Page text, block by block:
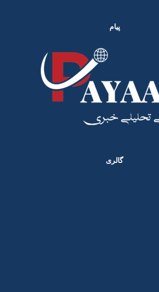
پیام
گالری